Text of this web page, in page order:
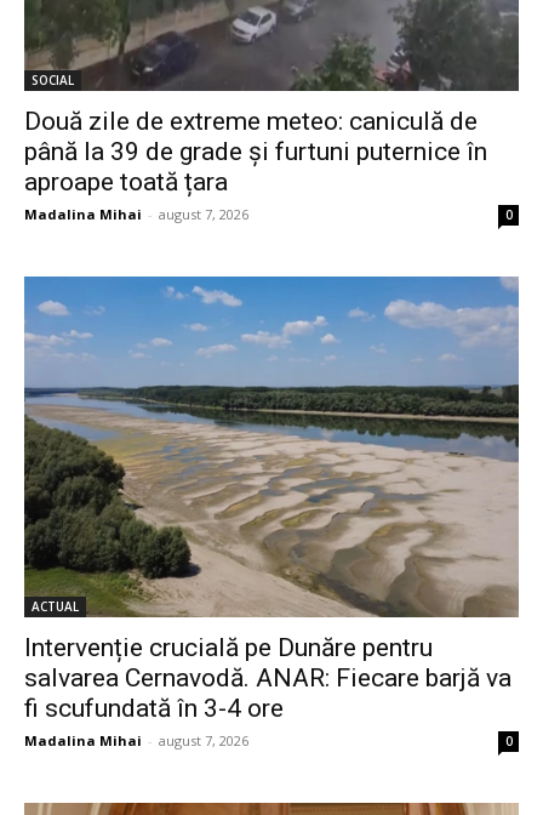
SOCIAL
Două zile de extreme meteo: caniculă de
până la 39 de grade și furtuni puternice în
aproape toată țara
Madalina Mihai - august 7, 2026 0
ACTUAL
Intervenție crucială pe Dunăre pentru
salvarea Cernavodă. ANAR: Fiecare barjă va
fi scufundată în 3-4 ore
Madalina Mihai - august 7, 2026 0